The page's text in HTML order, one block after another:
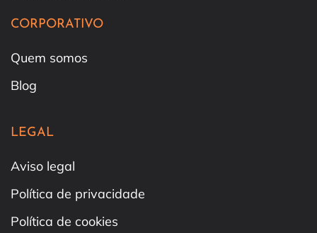
CORPORATIVO
Quem somos
Blog
LEGAL
Aviso legal
Política de privacidade
Política de cookies